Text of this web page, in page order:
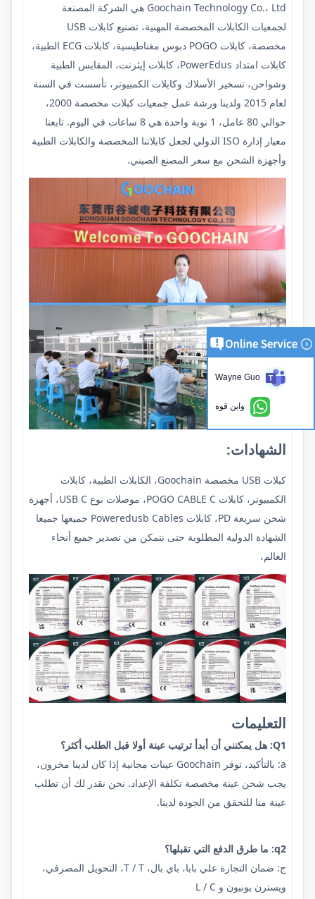
Goochain Technology Co.، Ltd هي الشركة المصنعة
لجمعيات الكابلات المخصصة المهنية، تصنيع كابلات USB
مخصصة، كابلات POGO دبوس مغناطيسية، كابلات ECG الطبية،
كابلات امتداد PowerEdus، كابلات إيثرنت، المقابس الطبية
وشواحن، تسخير الأسلاك وكابلات الكمبيوتر، تأسست في السنة
لعام 2015 ولدينا ورشة عمل جمعيات كبلات مخصصة 2000،
حوالي 80 عامل، 1 نوبة واحدة هي 8 ساعات في اليوم. تابعنا
معيار إدارة ISO الدولي لجعل كابلاتنا المخصصة والكابلات الطبية
وأجهزة الشحن مع سعر المصنع الصيني.
الشهادات:
كبلات USB مخصصة Goochain، الكابلات الطبية، كابلات
الكمبيوتر، كابلات POGO CABLE C، موصلات نوع USB C، أجهزة
شحن سريعة PD، كابلات Poweredusb Cables جميعها جميعا
الشهادة الدولية المطلوبة حتى نتمكن من تصدير جميع أنحاء
العالم،
التعليمات
Q1: هل يمكنني أن أبدأ ترتيب عينة أولا قبل الطلب أكثر؟
a: بالتأكيد، توفر Goochain عينات مجانية إذا كان لدينا مخزون،
يجب شحن عينة مخصصة تكلفة الإعداد. نحن نقدر لك أن تطلب
عينة منا للتحقق من الجودة لدينا.
q2: ما طرق الدفع التي تقبلها؟
ج: ضمان التجارة علي بابا، باي بال، T / T، التحويل المصرفي،
ويسترن يونيون و L / C
Wayne Guo
واين قوه